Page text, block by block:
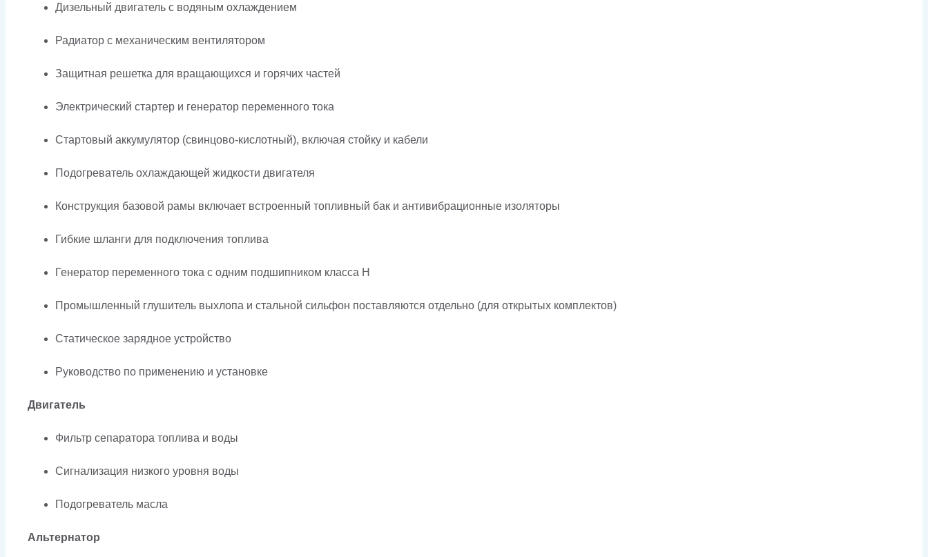
Дизельный двигатель с водяным охлаждением
Радиатор с механическим вентилятором
Защитная решетка для вращающихся и горячих частей
Электрический стартер и генератор переменного тока
Стартовый аккумулятор (свинцово-кислотный), включая стойку и кабели
Подогреватель охлаждающей жидкости двигателя
Конструкция базовой рамы включает встроенный топливный бак и антивибрационные изоляторы
Гибкие шланги для подключения топлива
Генератор переменного тока с одним подшипником класса H
Промышленный глушитель выхлопа и стальной сильфон поставляются отдельно (для открытых комплектов)
Статическое зарядное устройство
Руководство по применению и установке
Двигатель
Фильтр сепаратора топлива и воды
Сигнализация низкого уровня воды
Подогреватель масла
Альтернатор